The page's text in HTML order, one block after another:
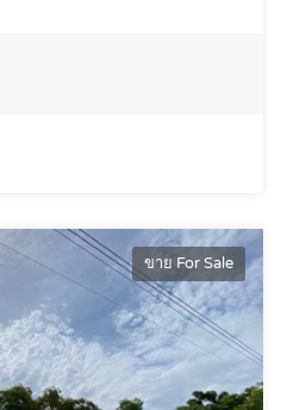
ขาย For Sale